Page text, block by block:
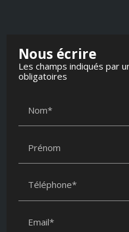
Nous écrire
Les champs indiqués par
obligatoires
Nom*
Prénom
Téléphone*
Email*